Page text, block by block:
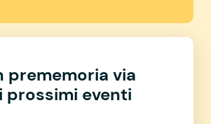
prememoria via
prossimi eventi